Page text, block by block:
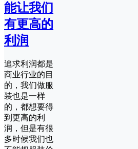
能让我们
有更高的
利润
追求利润都是
商业行业的目
的，我们做服
装也是一样
的，都想要得
到更高的利
润，但是有很
多时候我们也